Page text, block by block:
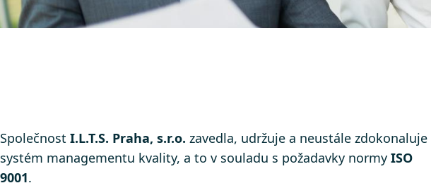
Společnost I.L.T.S. Praha, s.r.o. zavedla, udržuje a neustále zdokonaluje
systém managementu kvality, a to v souladu s požadavky normy ISO
9001.